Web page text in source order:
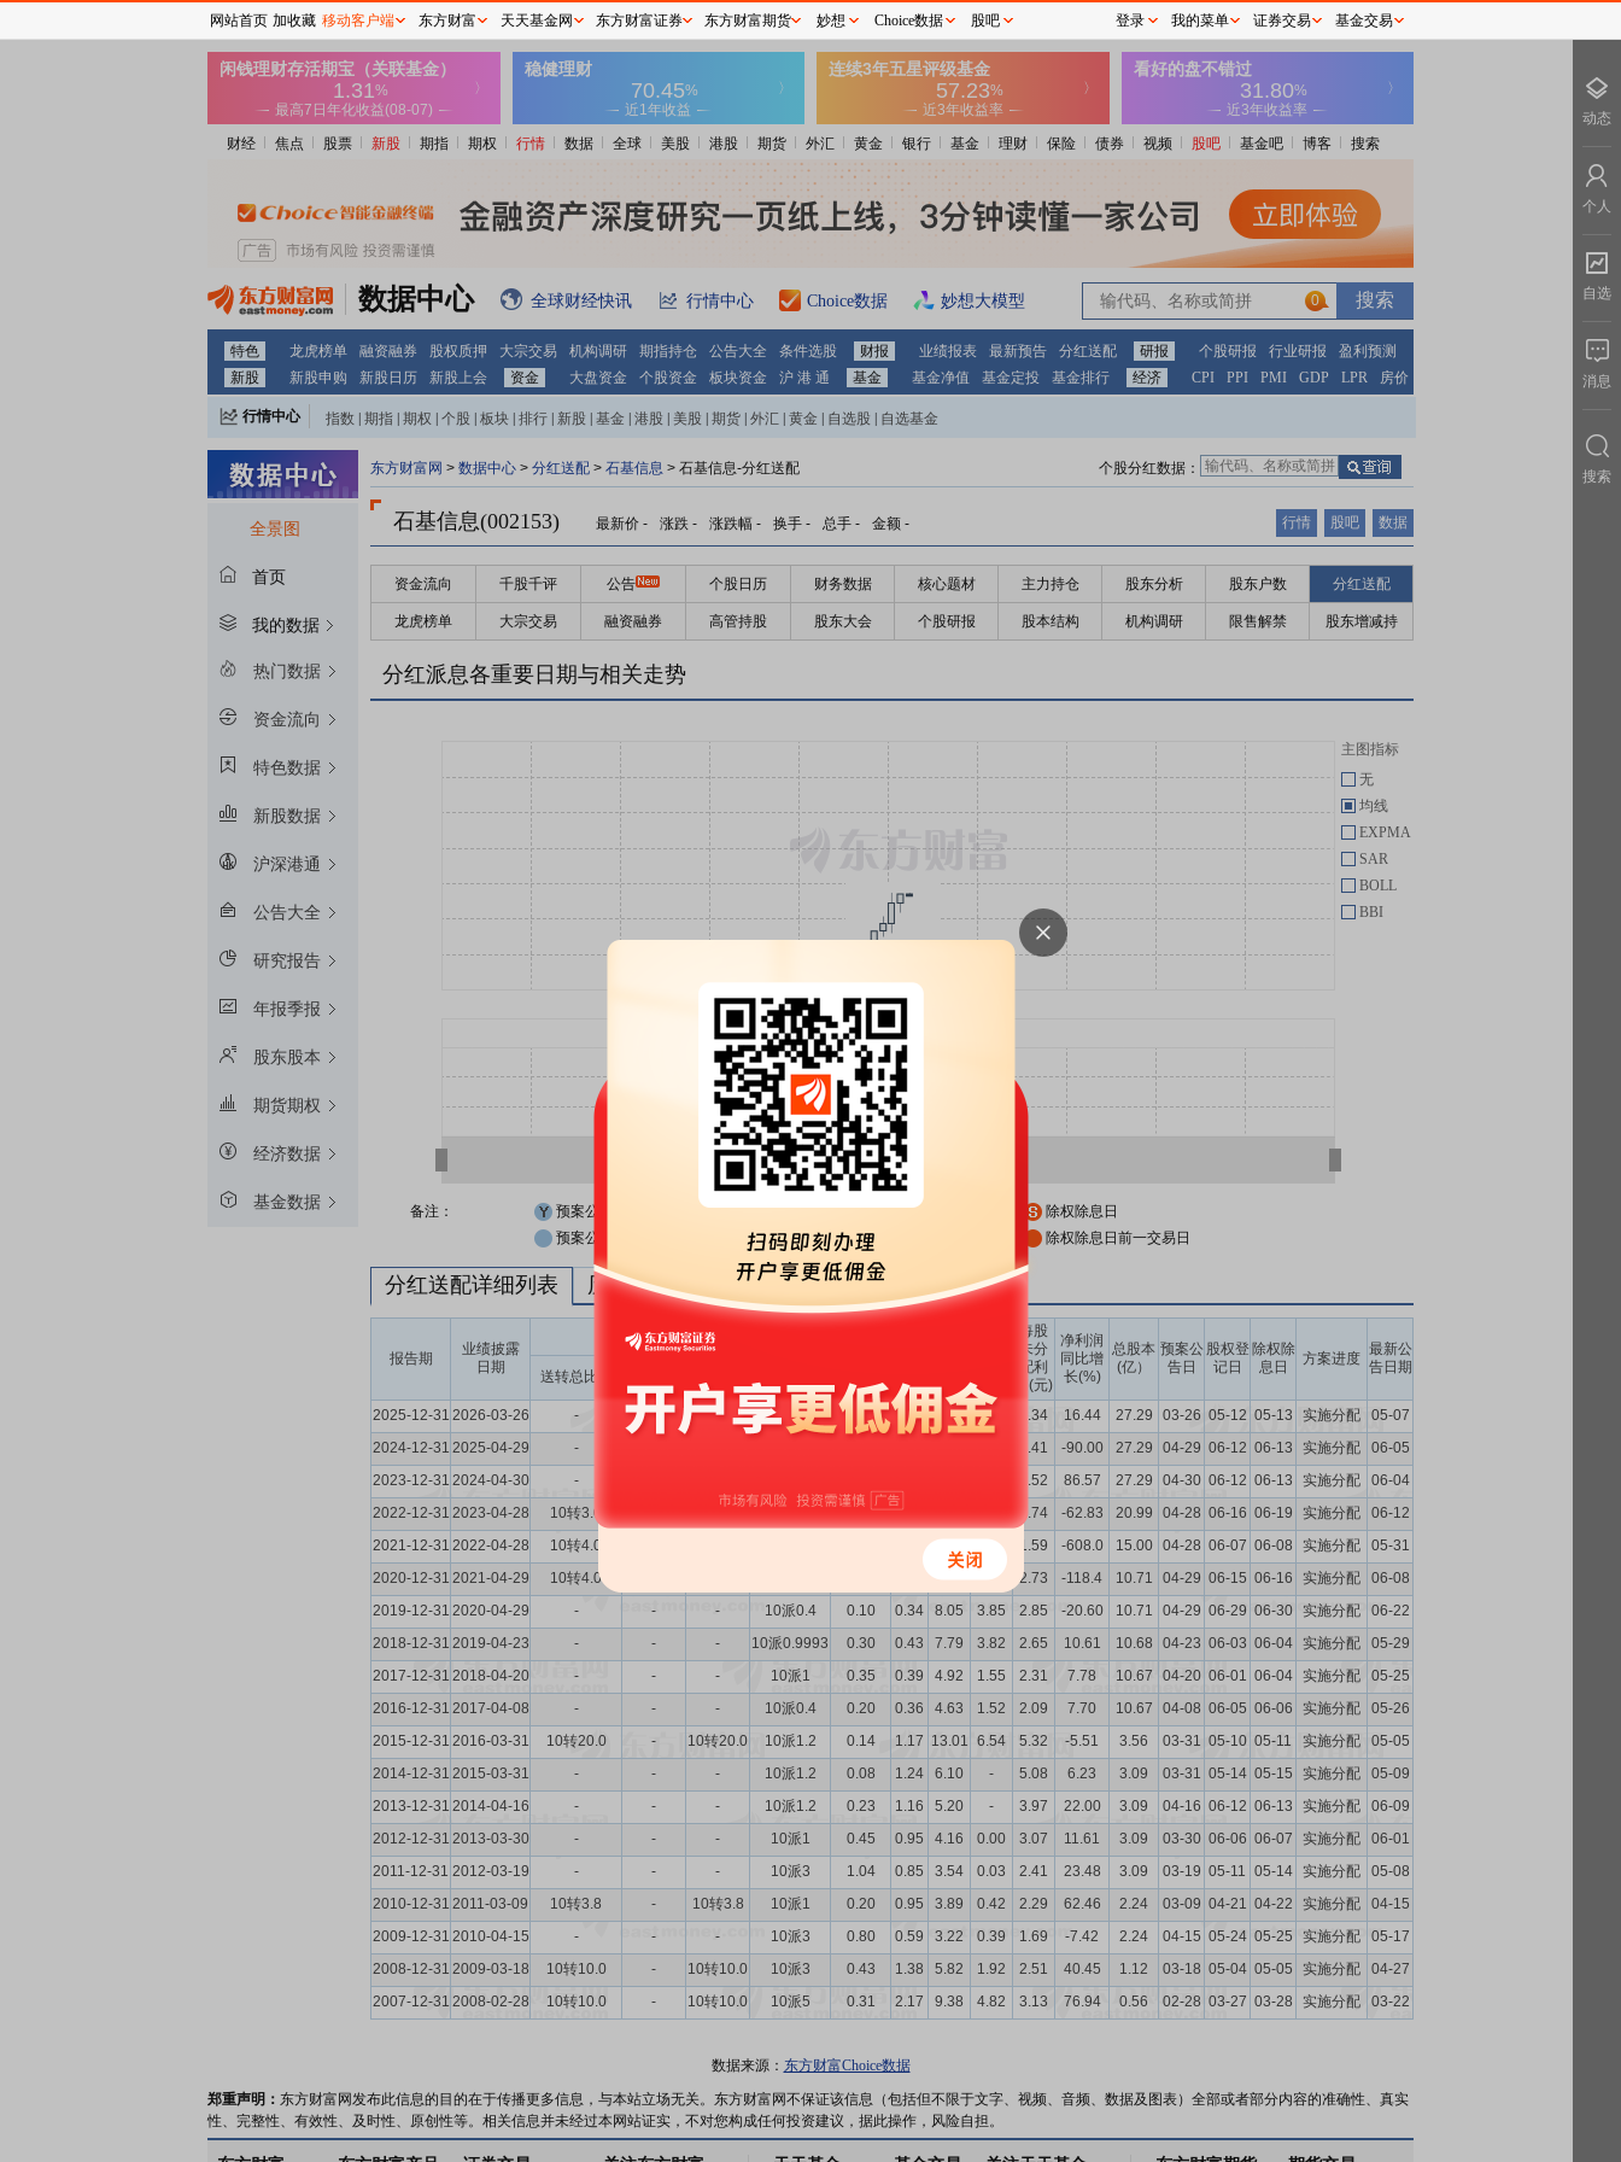
财经 焦点 股票 新股 期指 期权 行情 数据 全球 美股 港股 期货 外汇 黄金 银行 基金 理财 保险 债券 视频 股吧 基金吧 博客 搜索
数据中心 全球财经快讯 行情中心 Choice数据 妙想大模型 0
特色 龙虎榜单 融资融券 股权质押 大宗交易 机构调研 期指持仓 公告大全 条件选股 财报 业绩报表 最新预告 分红送配 研报 个股研报 行业研报
盈利预测
新股
新股申购 新股日历 新股上会 资金 大盘资金 个股资金 板块资金 沪 港 通 基金 基金净值 基金定投 基金排行 经济 CPI PPI PMI GDP LPR 房价
行情中心 指数 期指 期权 个股 板块 排行 新股 基金 港股 美股 期货 外汇 黄金 自选股 自选基金
全景图
首页
我的数据
热门数据
资金流向
特色数据
新股数据
沪深港通
公告大全
研究报告
年报季报
股东股本
期货期权
经济数据
基金数据
东方财富网 > 数据中心 > 分红送配 > 石基信息 > 石基信息-分红送配 个股分红数据：
石基信息(002153) 最新价 - 涨跌 - 涨跌幅 - 换手 - 总手 - 金额 - 行情 股吧 数据
资金流向 千股千评 公告 个股日历 财务数据 核心题材 主力持仓 股东分析 股东户数 分红送配
龙虎榜单 大宗交易 融资融券 高管持股 股东大会 个股研报 股本结构 机构调研 限售解禁 股东增减持
分红派息各重要日期与相关走势
主图指标
无
均线
EXPMA
SAR
BOLL
BBI
备注： 预案公布日 股权登记日
除权除息日
预案公布日前一交易日
股权登记日前一交易日 除权除息日前一交易日
分红送配详细列表 历次分红派息与涨跌幅表现
报告期
业绩披露
日期
送转股份
每股
未分
配利
润(元)
净利润
同比增
长(%)
总股本
(亿）
预案公
告日
股权登
记日
除权除
息日
方案进度
最新公
告日期
送转总比例
例
（%）
2025-12-31 2026-03-26 - - - 10派0.1 0.10 -0.06 2.52 1.02 0.34 16.44 27.29 03-26 05-12 05-13 实施分配
05-07
2024-12-31 2025-04-29 - 0.41 -90.00 27.29 04-29 06-12 06-13 实施分配
06-05
2023-12-31 2024-04-30 - 0.52 86.57 27.29 04-30 06-12 06-13 实施分配
06-04
2022-12-31 2023-04-28 10转3.0 -0.37 0.74 -62.83 20.99 04-28 06-16 06-19 实施分配
06-12
2021-12-31 2022-04-28 10转4.0 -0.32 5.38 2.66 1.59 -608.0 15.00 04-28 06-07 06-08 实施分配
05-31
2020-12-31 2021-04-29 10转4.0 7.85 3.88 2.73 -118.4 10.71 04-29 06-15 06-16 实施分配
06-08
2019-12-31 2020-04-29 - - - 10派0.4 0.10 0.34 8.05 3.85 2.85 -20.60 10.71 04-29 06-29 06-30 实施分配
06-22
2018-12-31 2019-04-23 - - - 10派0.9993 0.30 0.43 7.79 3.82 2.65 10.61 10.68 04-23 06-03 06-04 实施分配
05-29
2017-12-31 2018-04-20 - - - 10派1 0.35 0.39 4.92 1.55 2.31 7.78 10.67 04-20 06-01 06-04 实施分配
05-25
2016-12-31 2017-04-08 - - - 10派0.4 0.20 0.36 4.63 1.52 2.09 7.70 10.67 04-08 06-05 06-06 实施分配
05-26
2015-12-31 2016-03-31 10转20.0 - 10转20.0 10派1.2 0.14 1.17 13.01 6.54 5.32 -5.51 3.56 03-31 05-10 05-11 实施分配
05-05
2014-12-31 2015-03-31 - - - 10派1.2 0.08 1.24 6.10 - 5.08 6.23 3.09 03-31 05-14 05-15 实施分配
05-09
2013-12-31 2014-04-16 - - - 10派1.2 0.23 1.16 5.20 - 3.97 22.00 3.09 04-16 06-12 06-13 实施分配
06-09
2012-12-31 2013-03-30 - - - 10派1 0.45 0.95 4.16 0.00 3.07 11.61 3.09 03-30 06-06 06-07 实施分配
06-01
2011-12-31 2012-03-19 - - - 10派3 1.04 0.85 3.54 0.03 2.41 23.48 3.09 03-19 05-11 05-14 实施分配
05-08
2010-12-31 2011-03-09 10转3.8 - 10转3.8 10派1 0.20 0.95 3.89 0.42 2.29 62.46 2.24 03-09 04-21 04-22 实施分配
04-15
2009-12-31 2010-04-15 - - - 10派3 0.80 0.59 3.22 0.39 1.69 -7.42 2.24 04-15 05-24 05-25 实施分配
05-17
2008-12-31 2009-03-18 10转10.0 - 10转10.0 10派3 0.43 1.38 5.82 1.92 2.51 40.45 1.12 03-18 05-04 05-05 实施分配
04-27
2007-12-31 2008-02-28 10转10.0 - 10转10.0 10派5 0.31 2.17 9.38 4.82 3.13 76.94 0.56 02-28 03-27 03-28 实施分配 03-22
数据来源： 东方财富Choice数据
郑重声明： 东方财富网发布此信息的目的在于传播更多信息，与本站立场无关。东方财富网不保证该信息（包括但不限于文字、视频、音频、数据及图表）全部或者部分内容的准确性、真实
性、完整性、有效性、及时性、原创性等。相关信息并未经过本网站证实，不对您构成任何投资建议，据此操作，风险自担。
网站首页 加收藏 移动客户端 东方财富 天天基金网 东方财富证券 东方财富期货 妙想 Choice数据 股吧 登录 我的菜单 证券交易 基金交易
动态
个人
自选
消息
搜索